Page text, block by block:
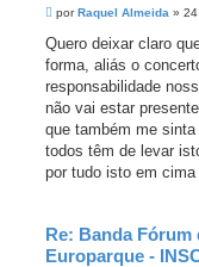
M
n
s
a
g
m
porRaquel Almeida »
Quero deixar claro
forma, aliás o
responsabilidade
não vai estar
que também me
todos têm de levar
por tudo isto em cima
Re: Banda Fórum
Europarque -